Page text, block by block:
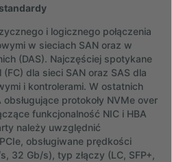
i logicznego połączenia
w sieciach SAN oraz w
(DAS). Najczęściej spotykane
dla sieci SAN oraz SAS dla
i kontrolerami. W ostatnich
protokoły NVMe over
funkcjonalność NIC i HBA
należy uwzględnić
obsługiwane prędkości
32 Gb/s), typ złączy (LC, SFP+,